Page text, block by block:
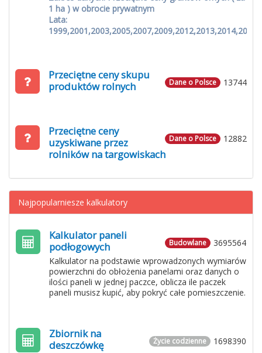
1 ha ) w obrocie prywatnym
Lata:
1999,2001,2003,2005,2007,2009,2012,2013,2014,2015
13744
Dane o Polsce
Przeciętne ceny skupu
produktów rolnych
12882
Dane o Polsce
Przeciętne ceny
uzyskiwane przez
rolników na targowiskach
Najpopularniesze kalkulatory
3695564
Budowlane
Kalkulator paneli
podłogowych
Kalkulator na podstawie wprowadzonych wymiarów
powierzchni do obłożenia panelami oraz danych o
ilości paneli w jednej paczce, oblicza ile paczek
paneli musisz kupić, aby pokryć całe pomieszczenie.
1698390
Życie codzienne
Zbiornik na
deszczówkę